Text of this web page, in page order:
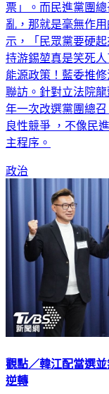
票」。而民進黨團
亂，那就是毫無作
示，「民眾黨要硬
持游錫堃真是笑死
能源政策！藍委推
聯訪。針對立法院
年一次改選黨團總
良性競爭 ，不像民
主程序。
政治
觀點／韓江配當選
逆轉